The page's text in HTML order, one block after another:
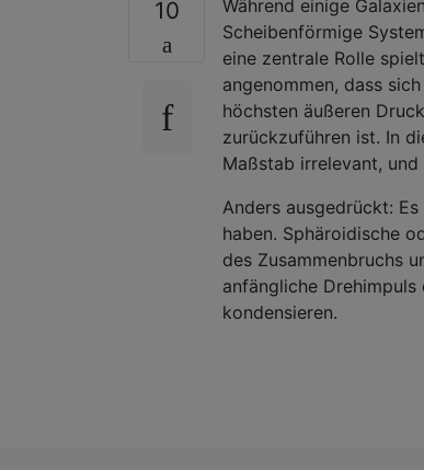
10
Während einige
Scheibenförmige
eine zentrale Rolle
angenommen, dass
höchsten äußeren
zurückzuführen ist. In
Maßstab irrelevant,
Anders ausgedrückt:
haben. Sphäroidische
des Zusammenbruchs
anfängliche Drehimpuls
kondensieren.